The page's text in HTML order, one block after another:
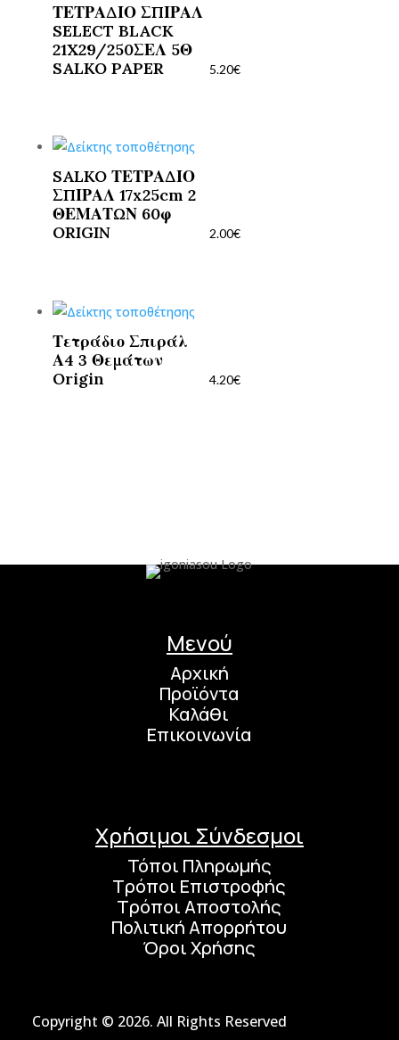
ΤΕΤΡΑΔΙΟ ΣΠΙΡΑΛ
SELECT BLACK
21X29/250ΣΕΛ 5Θ
SALKO PAPER
5.20€
SALKO ΤΕΤΡΑΔΙΟ
ΣΠΙΡΑΛ 17x25cm 2
ΘΕΜΑΤΩΝ 60φ
ORIGIN
2.00€
Τετράδιο Σπιράλ
Α4 3 Θεμάτων
Origin
4.20€
Μενού
Αρχική
Προϊόντα
Καλάθι
Επικοινωνία
Χρήσιμοι Σύνδεσμοι
Τόποι Πληρωμής
Τρόποι Επιστροφής
Τρόποι Αποστολής
Πολιτική Απορρήτου
Όροι Χρήσης
Copyright © 2026. All Rights Reserved